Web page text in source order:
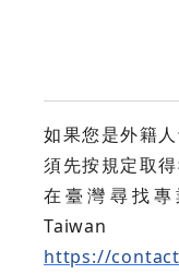
如果您是外籍
須先按規定取
在臺灣尋找
https://